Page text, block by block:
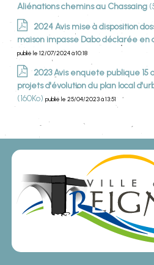
Aliénations chemins au Chassaing
2024 Avis mise à disposition
maison impasse Dabo déclarée
publié le 12/07/2024 à 10:18
2023 Avis enquete publique 15
projets d'évolution du plan local
(160Ko) publié le 25/04/2023 à 13:51